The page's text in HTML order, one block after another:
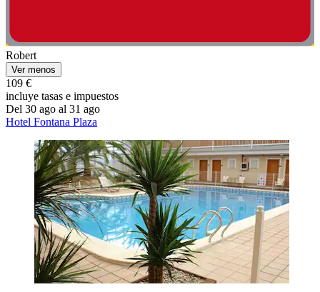
Robert
Ver menos
109 €
incluye tasas e impuestos
Del 30 ago al 31 ago
Hotel Fontana Plaza